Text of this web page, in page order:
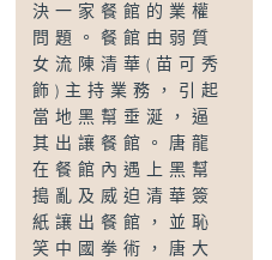
決一家餐館的業權
問題。餐館由弱質
女流陳清華(苗可秀
飾)主持業務，引起
當地黑幫垂涎，逼
其出讓餐館。唐龍
在餐館內遇上黑幫
搗亂及威迫清華簽
紙讓出餐館，並恥
笑中國拳術，唐大